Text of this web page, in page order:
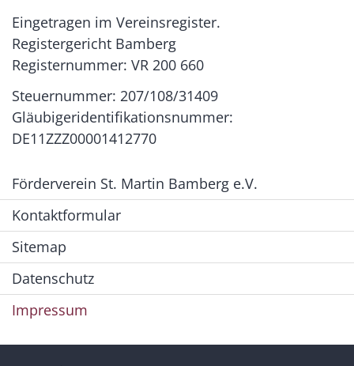
Eingetragen im Vereinsregister.
Registergericht Bamberg
Registernummer: VR 200 660
Steuernummer: 207/108/31409
Gläubigeridentifikationsnummer:
DE11ZZZ00001412770
Förderverein St. Martin Bamberg e.V.
Kontaktformular
Sitemap
Datenschutz
Impressum